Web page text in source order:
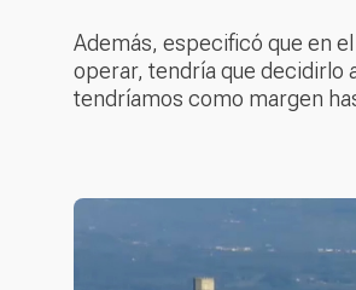
Además, especificó que en
operar, tendría que decidirlo
tendríamos como margen